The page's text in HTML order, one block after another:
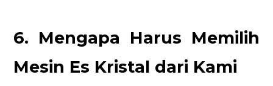
6. Mengapa Harus Memilih
Mesin Es Kristal dari Kami